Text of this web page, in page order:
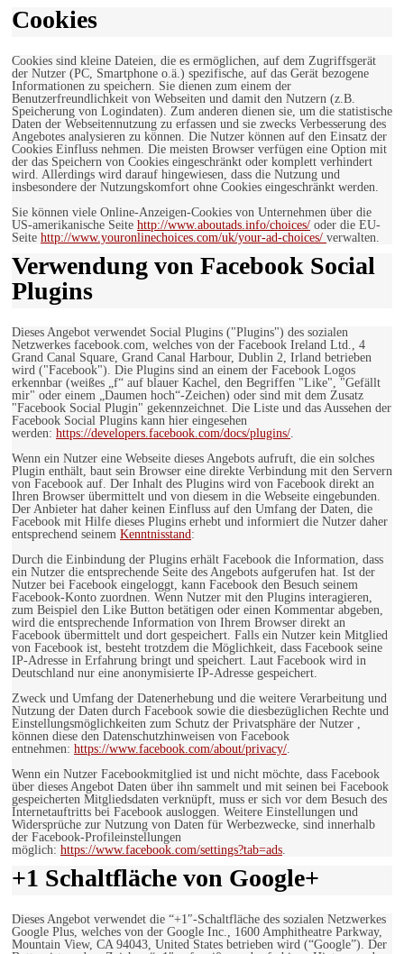
Cookies
Cookies sind kleine Dateien, die es ermöglichen, auf dem Zugriffsgerät
der Nutzer (PC, Smartphone o.ä.) spezifische, auf das Gerät bezogene
Informationen zu speichern. Sie dienen zum einem der
Benutzerfreundlichkeit von Webseiten und damit den Nutzern (z.B.
Speicherung von Logindaten). Zum anderen dienen sie, um die statistische
Daten der Webseitennutzung zu erfassen und sie zwecks Verbesserung des
Angebotes analysieren zu können. Die Nutzer können auf den Einsatz der
Cookies Einfluss nehmen. Die meisten Browser verfügen eine Option mit
der das Speichern von Cookies eingeschränkt oder komplett verhindert
wird. Allerdings wird darauf hingewiesen, dass die Nutzung und
insbesondere der Nutzungskomfort ohne Cookies eingeschränkt werden.
Sie können viele Online-Anzeigen-Cookies von Unternehmen über die
US-amerikanische Seite http://www.aboutads.info/choices/ oder die EU-
Seite http://www.youronlinechoices.com/uk/your-ad-choices/ verwalten.
Verwendung von Facebook Social
Plugins
Dieses Angebot verwendet Social Plugins ("Plugins") des sozialen
Netzwerkes facebook.com, welches von der Facebook Ireland Ltd., 4
Grand Canal Square, Grand Canal Harbour, Dublin 2, Irland betrieben
wird ("Facebook"). Die Plugins sind an einem der Facebook Logos
erkennbar (weißes „f“ auf blauer Kachel, den Begriffen "Like", "Gefällt
mir" oder einem „Daumen hoch“-Zeichen) oder sind mit dem Zusatz
"Facebook Social Plugin" gekennzeichnet. Die Liste und das Aussehen der
Facebook Social Plugins kann hier eingesehen
werden: https://developers.facebook.com/docs/plugins/.
Wenn ein Nutzer eine Webseite dieses Angebots aufruft, die ein solches
Plugin enthält, baut sein Browser eine direkte Verbindung mit den Servern
von Facebook auf. Der Inhalt des Plugins wird von Facebook direkt an
Ihren Browser übermittelt und von diesem in die Webseite eingebunden.
Der Anbieter hat daher keinen Einfluss auf den Umfang der Daten, die
Facebook mit Hilfe dieses Plugins erhebt und informiert die Nutzer daher
entsprechend seinem Kenntnisstand:
Durch die Einbindung der Plugins erhält Facebook die Information, dass
ein Nutzer die entsprechende Seite des Angebots aufgerufen hat. Ist der
Nutzer bei Facebook eingeloggt, kann Facebook den Besuch seinem
Facebook-Konto zuordnen. Wenn Nutzer mit den Plugins interagieren,
zum Beispiel den Like Button betätigen oder einen Kommentar abgeben,
wird die entsprechende Information von Ihrem Browser direkt an
Facebook übermittelt und dort gespeichert. Falls ein Nutzer kein Mitglied
von Facebook ist, besteht trotzdem die Möglichkeit, dass Facebook seine
IP-Adresse in Erfahrung bringt und speichert. Laut Facebook wird in
Deutschland nur eine anonymisierte IP-Adresse gespeichert.
Zweck und Umfang der Datenerhebung und die weitere Verarbeitung und
Nutzung der Daten durch Facebook sowie die diesbezüglichen Rechte und
Einstellungsmöglichkeiten zum Schutz der Privatsphäre der Nutzer ,
können diese den Datenschutzhinweisen von Facebook
entnehmen: https://www.facebook.com/about/privacy/.
Wenn ein Nutzer Facebookmitglied ist und nicht möchte, dass Facebook
über dieses Angebot Daten über ihn sammelt und mit seinen bei Facebook
gespeicherten Mitgliedsdaten verknüpft, muss er sich vor dem Besuch des
Internetauftritts bei Facebook ausloggen. Weitere Einstellungen und
Widersprüche zur Nutzung von Daten für Werbezwecke, sind innerhalb
der Facebook-Profileinstellungen
möglich: https://www.facebook.com/settings?tab=ads.
+1 Schaltfläche von Google+
Dieses Angebot verwendet die “+1″-Schaltfläche des sozialen Netzwerkes
Google Plus, welches von der Google Inc., 1600 Amphitheatre Parkway,
Mountain View, CA 94043, United States betrieben wird (“Google”). Der